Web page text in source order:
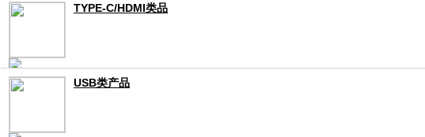
TYPE-C/HDMI类品
USB类产品